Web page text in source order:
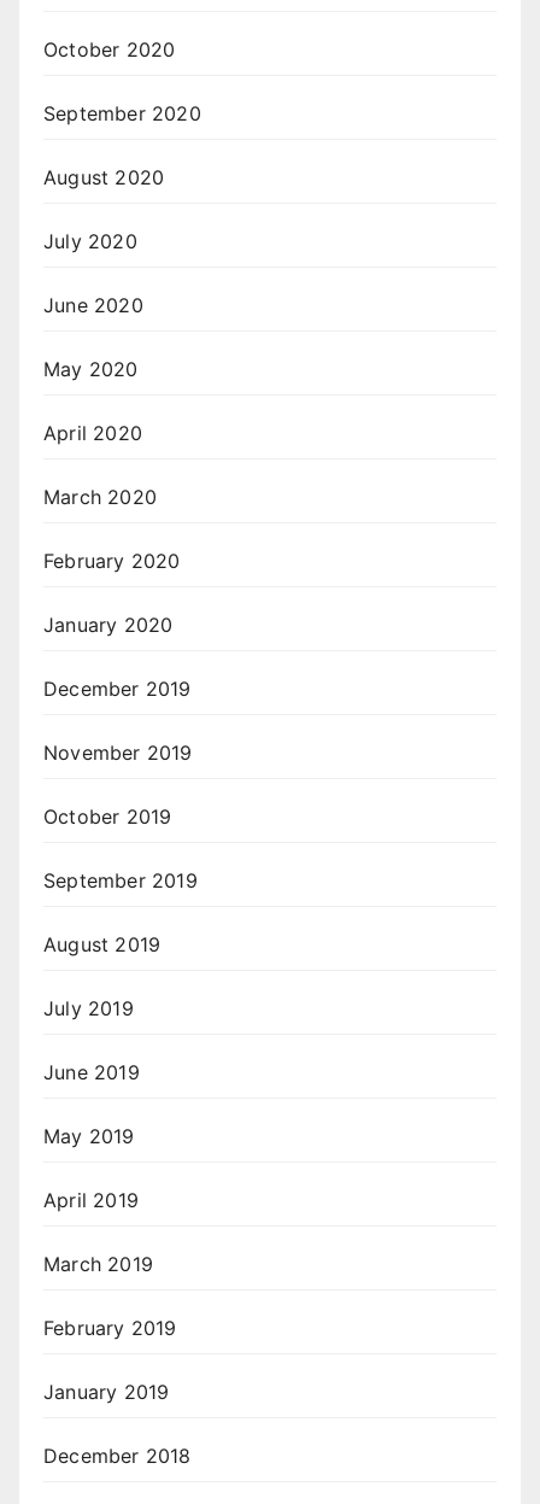
October 2020
September 2020
August 2020
July 2020
June 2020
May 2020
April 2020
March 2020
February 2020
January 2020
December 2019
November 2019
October 2019
September 2019
August 2019
July 2019
June 2019
May 2019
April 2019
March 2019
February 2019
January 2019
December 2018